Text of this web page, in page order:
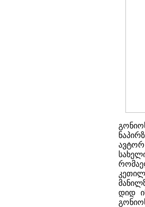
ავტორ
დიდ